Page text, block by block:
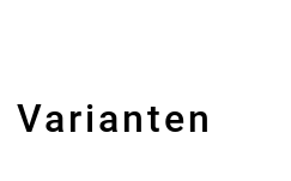
/ 120mm travel
Gabel Federweg: 120 mm
Varianten